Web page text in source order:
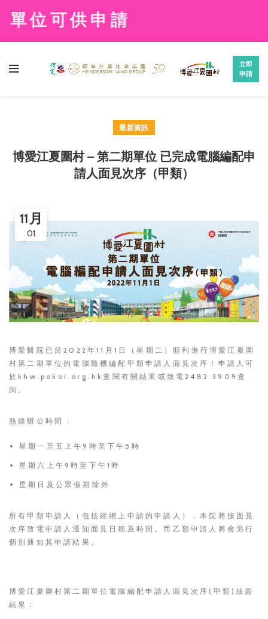
可供申請
立即
申請
最新資訊
博愛江夏圍村 – 第二期單位 已完成電腦編配申
請人面見次序（甲類）
11 月
01
博愛醫院已於2022年11月1日（星期二）順利進行博愛江夏圍
村第二期單位的電腦隨機編配甲類申請人面見次序！申請人可
於 khw.pokoi.org.hk查閱有關結果或致電2482 3909查
詢。
熱線辦公時間 :
星期一至五上午9時至下午5時
星期六上午9時至下午1時
星期日及公眾假期除外
所有甲類申請人（包括經網上申請的申請人），本院將按面見
次序致電申請人通知面見日期及時間。而乙類申請人將會另行
個別通知其申請結果。
博愛江夏圍村第二期單位電腦編配申請人面見次序(甲類)抽簽
結果：